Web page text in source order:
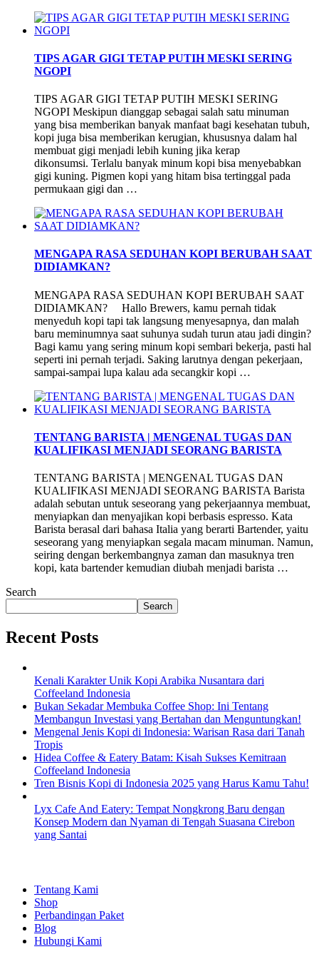
TIPS AGAR GIGI TETAP PUTIH MESKI SERING
NGOPI
TIPS AGAR GIGI TETAP PUTIH MESKI SERING
NGOPI Meskipun dianggap sebagai salah satu minuman
yang bisa memberikan banyak manfaat bagi kesehatan tubuh,
kopi juga bisa memberikan kerugian, khususnya dalam hal
membuat gigi menjadi lebih kuning jika kerap
dikonsumsi. Terlalu banyak minum kopi bisa menyebabkan
gigi kuning. Pigmen kopi yang hitam bisa tertinggal pada
permukaan gigi dan …
MENGAPA RASA SEDUHAN KOPI BERUBAH SAAT
DIDIAMKAN?
MENGAPA RASA SEDUHAN KOPI BERUBAH SAAT
DIDIAMKAN? Hallo Brewers, kamu pernah tidak
menyeduh kopi tapi tak langsung menyesapnya, dan malah
baru meminumnya saat suhunya sudah turun atau jadi dingin?
Bagi kamu yang sering minum kopi sembari bekerja, pasti hal
seperti ini pernah terjadi. Saking larutnya dengan pekerjaan,
sampai-sampai lupa kalau ada secangkir kopi …
TENTANG BARISTA | MENGENAL TUGAS DAN
KUALIFIKASI MENJADI SEORANG BARISTA
TENTANG BARISTA | MENGENAL TUGAS DAN
KUALIFIKASI MENJADI SEORANG BARISTA Barista
adalah sebutan untuk seseorang yang pekerjaannya membuat,
menyiapkan dan menyajikan kopi berbasis espresso. Kata
Barista berasal dari bahasa Italia yang berarti Bartender, yaitu
seseorang yang menyiapkan segala macam minuman. Namun,
seiring dengan berkembangnya zaman dan masuknya tren
kopi, kata bartender kemudian diubah menjadi barista …
Search
Search
Recent Posts
Kenali Karakter Unik Kopi Arabika Nusantara dari
Coffeeland Indonesia
Bukan Sekadar Membuka Coffee Shop: Ini Tentang
Membangun Investasi yang Bertahan dan Menguntungkan!
Mengenal Jenis Kopi di Indonesia: Warisan Rasa dari Tanah
Tropis
Hidea Coffee & Eatery Batam: Kisah Sukses Kemitraan
Coffeeland Indonesia
Tren Bisnis Kopi di Indonesia 2025 yang Harus Kamu Tahu!
Lyx Cafe And Eatery: Tempat Nongkrong Baru dengan
Konsep Modern dan Nyaman di Tengah Suasana Cirebon
yang Santai
Tentang Kami
Shop
Perbandingan Paket
Blog
Hubungi Kami